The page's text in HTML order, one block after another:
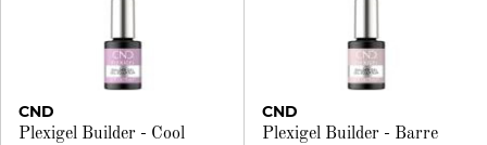
CND
Plexigel Builder - Cool
CND
Plexigel Builder - Barre